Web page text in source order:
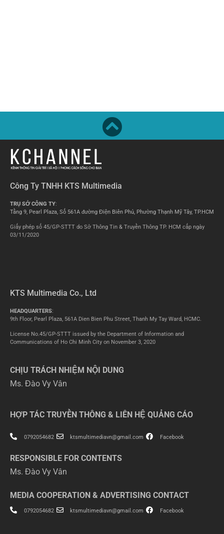
Công Ty TNHH KTS Multimedia
TRỤ SỞ CÔNG TY:
Tầng 9, Pearl Plaza, Số 561A đường Điện Biên Phủ, Phường Thạnh Mỹ Tây, TP.HCM
Giấy phép số 45/GP-STTT do Sở Thông Tin & Truyền Thông TP. HCM cấp ngày
03/11/2020
KTS Multimedia Co., Ltd
HEADQUARTERS:
9th Floor, Pearl Plaza, 561A Dien Bien Phu Street, Thanh My Tay Ward, HCMC.
License No.45/GP-STTT issued by the Department of Information and
Communications of Ho Chi Minh City on November 3, 2020
CHỊU TRÁCH NHIỆM NỘI DUNG
Ms. Đào Vy Vân
HỢP TÁC TRUYỀN THÔNG & LIÊN HỆ QUẢNG CÁO
0792054682 ktsmultimediavn@gmail.com Facebook
RESPONSIBLE FOR CONTENTS
Ms. Đào Vy Vân
MEDIA COOPERATION & ADVERTISING CONTACT
0792054682 ktsmultimediavn@gmail.com Facebook